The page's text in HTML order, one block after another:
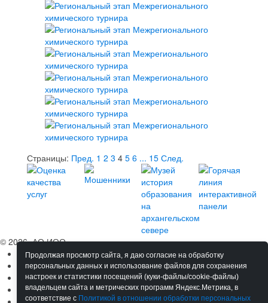
Страницы: Пред. 1 2 3 4 5 6 ... 15 След.
© 2026, АО ИОО
Сведения об ОО
Обучение
Мероприятия
Сотрудничество
Продолжая просмотр сайта, я даю согласие на обработку
персональных данных и использование файлов для сохранения
настроек и статистики посещений (куки-файлы/cookie-файлы)
владельцем сайта и метрических программ Яндекс.Метрика, в
соответствие с Политикой в отношении обработки персональных